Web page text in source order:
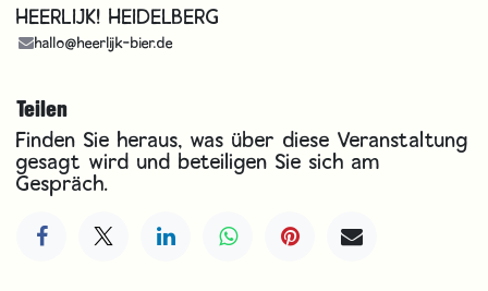
HEERLIJK! HEIDELBERG
hallo@heerlijk-bier.de
Teilen
Finden Sie heraus, was über diese Veranstaltung
gesagt wird und beteiligen Sie sich am
Gespräch.